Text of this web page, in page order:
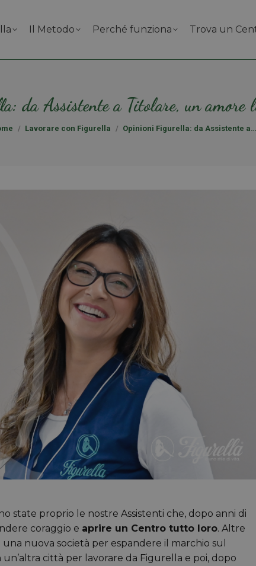
Il Metodo Perché funziona Trova un
da Assistente a Titolare, un amore
sei qui:Lavorare con Figurella Opinioni Figurella: da Assistente a…
state proprio le nostre Assistenti che, dopo anni di
coraggio e aprire un Centro tutto loro. Altre
nuova società per espandere il marchio sul
città per lavorare da Figurella e poi, dopo